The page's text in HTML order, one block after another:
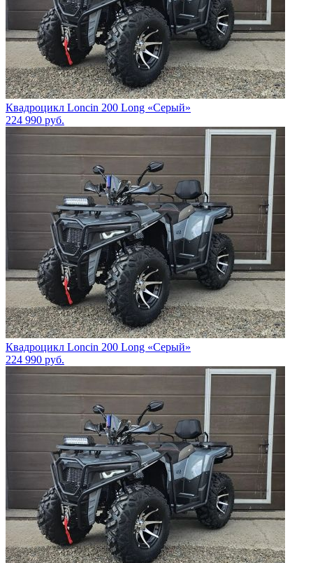
Квадроцикл Loncin 200 Long «Серый»
224 990 руб.
Квадроцикл Loncin 200 Long «Серый»
224 990 руб.